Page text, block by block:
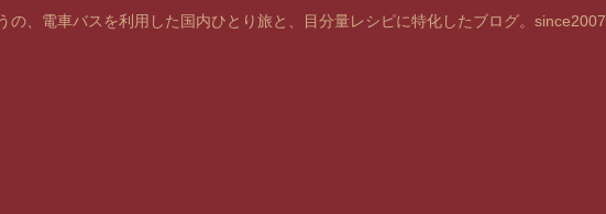
の、電車バスを利用した国内ひとり旅と、目分量レシピに特化したブログ。since2007